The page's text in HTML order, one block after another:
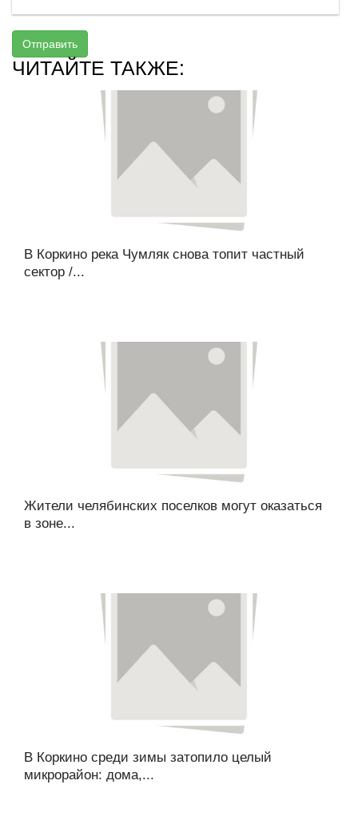
Отправить
ЧИТАЙТЕ ТАКЖЕ:
В Коркино река Чумляк снова топит частный
сектор /...
Жители челябинских поселков могут оказаться
в зоне...
В Коркино среди зимы затопило целый
микрорайон: дома,...